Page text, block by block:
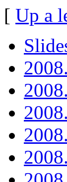
[ Up a